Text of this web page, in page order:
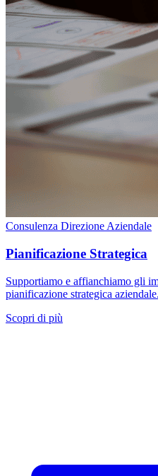
Consulenza Direzione Aziendale
Pianificazione Strategica
Supportiamo e affianchiamo gli
pianificazione strategica aziendale.
Scopri di più